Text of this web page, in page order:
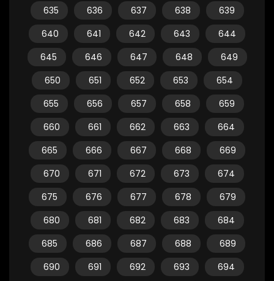
635
636 637 638
639
640
641 642 643
644
645
646 647 648
649
650
651 652 653
654
655
656 657 658
659
660
661 662 663
664
665
666 667 668
669
670
671 672 673
674
675
676 677 678
679
680
681 682 683
684
685
686 687 688
689
690
691 692 693
694